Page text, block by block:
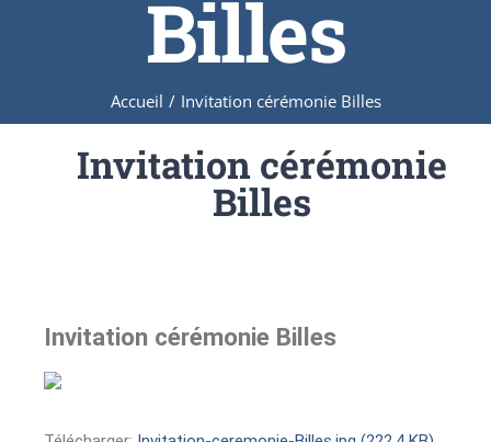
Billes
Accueil / Invitation cérémonie Billes
Invitation cérémonie
Billes
Invitation cérémonie Billes